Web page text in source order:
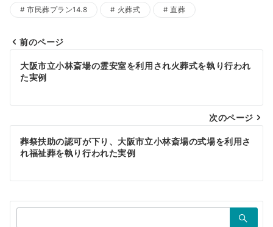
市民葬プラン14.8 火葬式 直葬
投
稿
ナ
ビ
ゲ
ー
シ
ョ
前のページ
大阪市立小林斎場の霊安室を利用され火葬式を執り行われ
た実例
次のページ
葬祭扶助の認可が下り、大阪市立小林斎場の式場を利用さ
れ福祉葬を執り行われた実例